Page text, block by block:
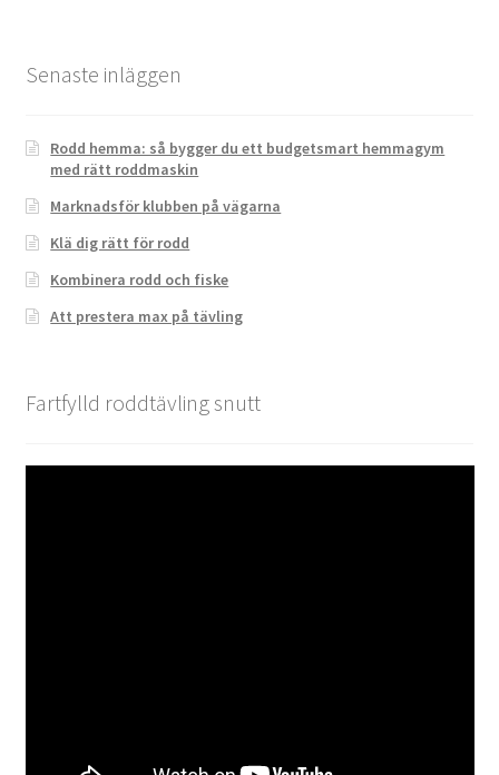
Senaste inläggen
Rodd hemma: så bygger du ett budgetsmart hemmagym
med rätt roddmaskin
Marknadsför klubben på vägarna
Klä dig rätt för rodd
Kombinera rodd och fiske
Att prestera max på tävling
Fartfylld roddtävling snutt